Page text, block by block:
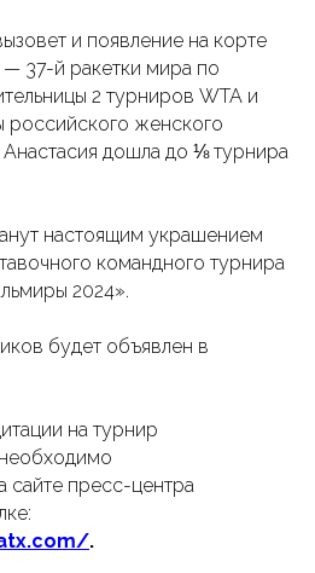
и появление на корте
37-й ракетки мира по
2 турниров WTA и
российского женского
дошла до ⅛ турнира
настоящим украшением
командного турнира
2024».
будет объявлен в
на турнир
сайте пресс-центра
.